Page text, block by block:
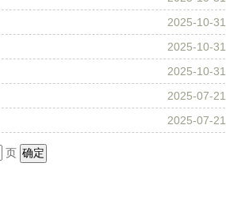
2025-10-31
2025-10-31
2025-10-31
2025-07-21
2025-07-21
页